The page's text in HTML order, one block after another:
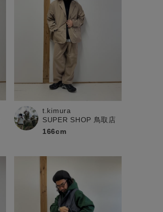
t.kimura
SUPER SHOP 鳥取店
166cm